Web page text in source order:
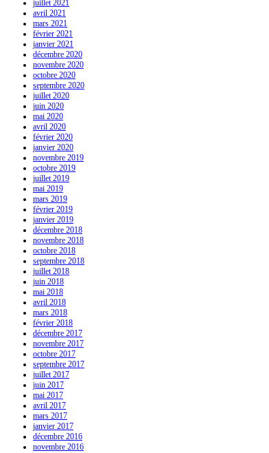
juillet 2021
avril 2021
mars 2021
février 2021
janvier 2021
décembre 2020
novembre 2020
octobre 2020
septembre 2020
juillet 2020
juin 2020
mai 2020
avril 2020
février 2020
janvier 2020
novembre 2019
octobre 2019
juillet 2019
mai 2019
mars 2019
février 2019
janvier 2019
décembre 2018
novembre 2018
octobre 2018
septembre 2018
juillet 2018
juin 2018
mai 2018
avril 2018
mars 2018
février 2018
décembre 2017
novembre 2017
octobre 2017
septembre 2017
juillet 2017
juin 2017
mai 2017
avril 2017
mars 2017
janvier 2017
décembre 2016
novembre 2016